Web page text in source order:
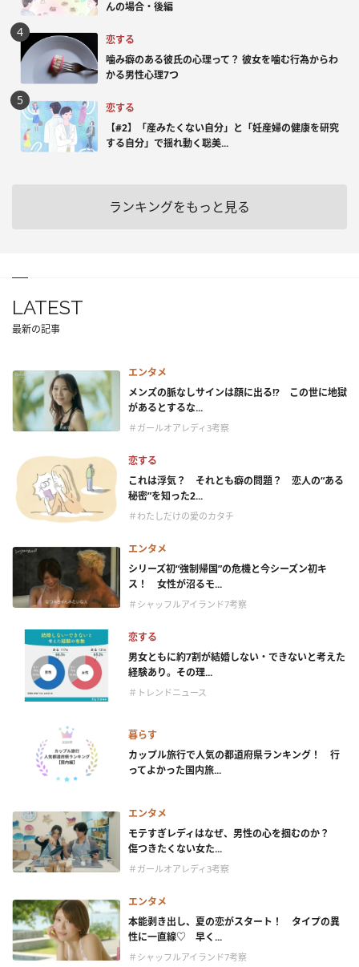
んの場合・後編
恋する
噛み癖のある彼氏の心理って？ 彼女を噛む行為からわ
かる男性心理7つ
恋する
【#2】「産みたくない自分」と「妊産婦の健康を研究
する自分」で揺れ動く聡美...
ランキングをもっと見る
LATEST
最新の記事
エンタメ
メンズの脈なしサインは顔に出る!? この世に地獄
があるとするな...
＃ガールオアレディ3考察
恋する
これは浮気？ それとも癖の問題？ 恋人の“ある
秘密”を知った2...
＃わたしだけの愛のカタチ
エンタメ
シリーズ初“強制帰国”の危機と今シーズン初キ
ス！ 女性が沼るモ...
＃シャッフルアイランド7考察
恋する
男女ともに約7割が結婚しない・できないと考えた
経験あり。その理...
＃トレンドニュース
暮らす
カップル旅行で人気の都道府県ランキング！ 行
ってよかった国内旅...
エンタメ
モテすぎレディはなぜ、男性の心を掴むのか？
傷つきたくない女た...
＃ガールオアレディ3考察
エンタメ
本能剥き出し、夏の恋がスタート！ タイプの異
性に一直線♡ 早く...
＃シャッフルアイランド7考察